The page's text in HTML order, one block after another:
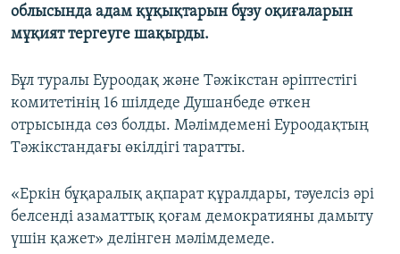
облысында адам құқықтарын бұзу оқиғаларын
мұқият тергеуге шақырды.
Бұл туралы Еуроодақ және Тәжікстан әріптестігі
комитетінің 16 шілдеде Душанбеде өткен
отрысында сөз болды. Мәлімдемені Еуроодақтың
Тәжікстандағы өкілдігі таратты.
«Еркін бұқаралық ақпарат құралдары, тәуелсіз әрі
белсенді азаматтық қоғам демократияны дамыту
үшін қажет» делінген мәлімдемеде.